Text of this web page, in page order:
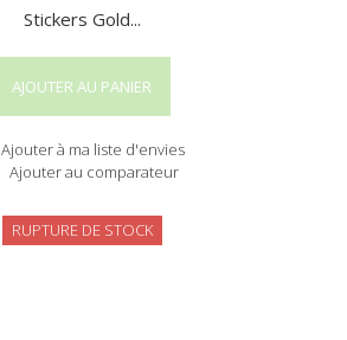
Stickers Gold...
AJOUTER AU PANIER
Ajouter à ma liste d'envies
Ajouter au comparateur
RUPTURE DE STOCK